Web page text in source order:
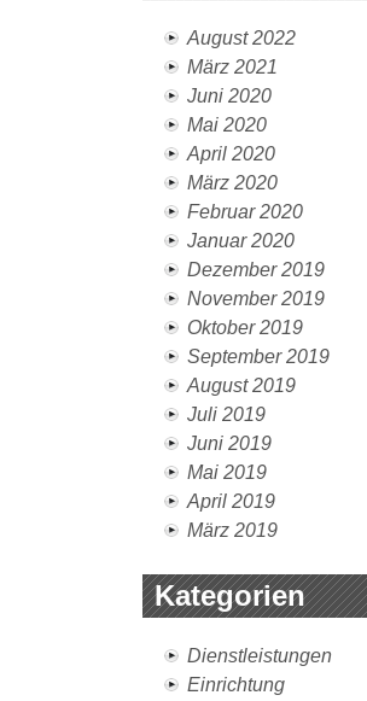
August 2022
März 2021
Juni 2020
Mai 2020
April 2020
März 2020
Februar 2020
Januar 2020
Dezember 2019
November 2019
Oktober 2019
September 2019
August 2019
Juli 2019
Juni 2019
Mai 2019
April 2019
März 2019
Kategorien
Dienstleistungen
Einrichtung